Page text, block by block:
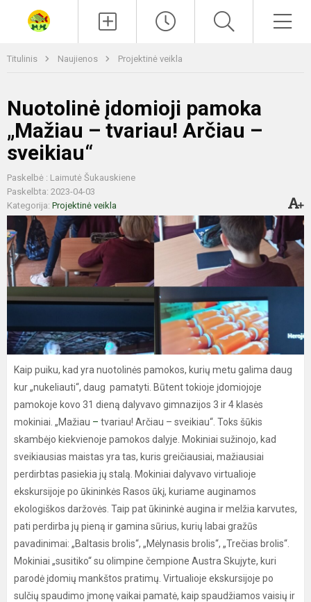
Titulinis Naujienos Projektinė veikla
Nuotolinė įdomioji pamoka
„Mažiau – tvariau! Arčiau –
sveikiau“
Paskelbė : Laimutė Šukauskiene
Paskelbta: 2023-04-03
Kategorija: Projektinė veikla
Kaip puiku, kad yra nuotolinės pamokos, kurių metu galima daug
kur „nukeliauti“, daug pamatyti. Būtent tokioje įdomiojoje
pamokoje kovo 31 dieną dalyvavo gimnazijos 3 ir 4 klasės
mokiniai. „Mažiau – tvariau! Arčiau – sveikiau“. Toks šūkis
skambėjo kiekvienoje pamokos dalyje. Mokiniai sužinojo, kad
sveikiausias maistas yra tas, kuris greičiausiai, mažiausiai
perdirbtas pasiekia jų stalą. Mokiniai dalyvavo virtualioje
ekskursijoje po ūkininkės Rasos ūkį, kuriame auginamos
ekologiškos daržovės. Taip pat ūkininkė augina ir melžia karvutes,
pati perdirba jų pieną ir gamina sūrius, kurių labai gražūs
pavadinimai: „Baltasis brolis“, „Mėlynasis brolis“, „Trečias brolis“.
Mokiniai „susitiko“ su olimpine čempione Austra Skujyte, kuri
parodė įdomių mankštos pratimų. Virtualioje ekskursijoje po
sulčių spaudimo įmonę vaikai pamatė, kaip spaudžiamos vaisių ir